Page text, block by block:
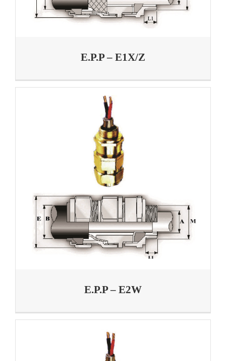
E.P.P – E1X/Z
E.P.P – E2W